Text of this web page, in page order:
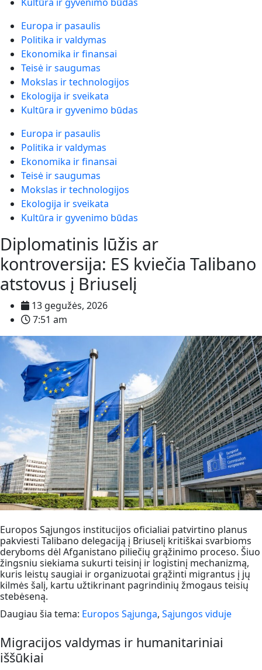
Europa ir pasaulis
Politika ir valdymas
Ekonomika ir finansai
Teisė ir saugumas
Mokslas ir technologijos
Ekologija ir sveikata
Kultūra ir gyvenimo būdas
Europa ir pasaulis
Politika ir valdymas
Ekonomika ir finansai
Teisė ir saugumas
Mokslas ir technologijos
Ekologija ir sveikata
Kultūra ir gyvenimo būdas
Diplomatinis lūžis ar
kontroversija: ES kviečia Talibano
atstovus į Briuselį
13 gegužės, 2026
7:51 am
Europos Sąjungos institucijos oficialiai patvirtino planus
pakviesti Talibano delegaciją į Briuselį kritiškai svarbioms
deryboms dėl Afganistano piliečių grąžinimo proceso. Šiuo
žingsniu siekiama sukurti teisinį ir logistinį mechanizmą,
kuris leistų saugiai ir organizuotai grąžinti migrantus į jų
kilmės šalį, kartu užtikrinant pagrindinių žmogaus teisių
stebėseną.
Daugiau šia tema: Europos Sąjunga, Sąjungos viduje
Migracijos valdymas ir humanitariniai
iššūkiai